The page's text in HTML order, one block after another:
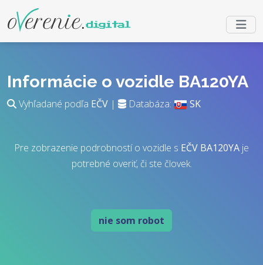
Informácie o vozidle BA120YA
Vyhľadané podľa EČV | Databáza: SK
Pre zobrazenie podrobností o vozidle s EČV BA120YA je
potrebné overiť, či ste človek.
nie som robot